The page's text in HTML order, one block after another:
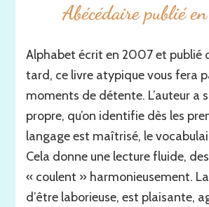
Abécédaire publié
Alphabet écrit en 2007 et publié
tard, ce livre atypique vous fera
moments de détente. L’auteur a
propre, qu’on identifie dès les
langage est maîtrisé, le
Cela donne une lecture fluide,
« coulent » harmonieusement.
d’être laborieuse, est plaisante,